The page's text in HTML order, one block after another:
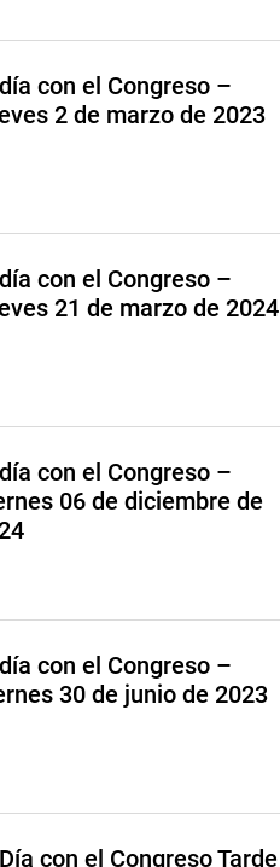
con el Congreso –
2 de marzo de 2023
con el Congreso –
21 de marzo de 2024
con el Congreso –
06 de diciembre de
con el Congreso –
30 de junio de 2023
con el Congreso Tarde